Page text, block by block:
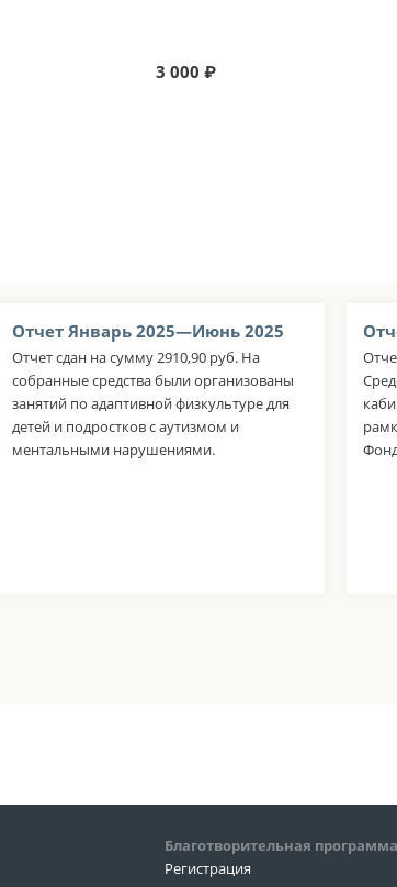
3 000 ₽
Отчет Январь 2025—Июнь 2025
Отчет сдан на сумму 2910,90 руб. На
собранные средства были организованы
занятий по адаптивной физкультуре для
детей и подростков с аутизмом и
ментальными нарушениями.
Благотворительная программа
Регистрация